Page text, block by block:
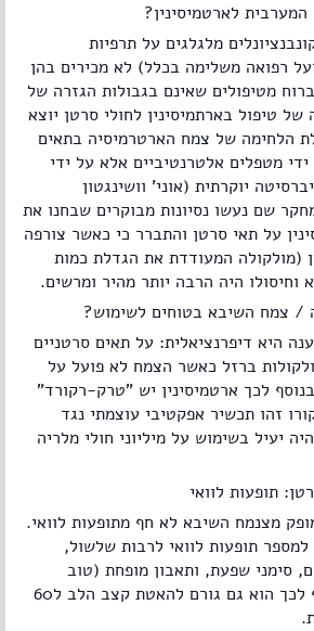
לארטמיסינין?
מלגלגים על תרפיות
רפואה משלימה בכלל) לא מכירים בהן
מטיפולים שאינם בגבולות הגזרה של
טיפול בארתמיסינין לחולי סרטן יוצא
הלחימה של צמח הארטרמיסיה בתאים
מטפלים אלטרנטיביים אלא על ידי
יוקרתית (אוני' וושינגטון
שם נעשו נסיונות מבוקרים שבחנו את
על תאי סרטן והתברר כי כאשר צורפה
(מולקולה המעודדת את הגדלת כמות
היה הרבה יותר מהיר ומרשים.
/ צמח השיבא בטוחים לשימוש?
היא דיפרנציאלית: על תאים סרטניים
ברזל כאשר הצמח לא פועל על
לכך ארטמיסינין יש "טרק-רקורד"
זהו תכשיר אפקטיבי עוצמתי נגד
יעיל בשימוש על מיליוני חולי מלריה
תופעות לוואי
מצנמח השיבא לא חף מתופעות לוואי.
למספר תופעות לוואי לרבות שלשול,
סימני שפעת, ותאבון מופחת (טוב
לדיאטת הרזיה). בנוסף לכך הוא גם גורם להאטת קצב הלב ל60